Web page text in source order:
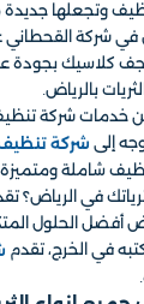
وتجعلها جديدة
شركة القحطاني
كلاسيك بجودة
بالرياض.
خدمات شركة
إلى شركة تنظيف
شاملة ومتميزة
في الرياض؟
أفضل الحلول
في الخرج، تقدم